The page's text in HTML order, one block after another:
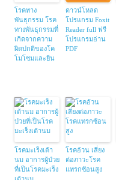
โรคทาง
พันธุกรรม โรค
ทางพันธุกรรมที่
เกิดจากความ
ผิดปกติของโค
โมโซมและยีน
ดาวน์โหลด
โปรแกรม Foxit
Reader full ฟรี
โปรแกรมอ่าน
PDF
โรคมะเร็งเต้า
นม อาการผู้ป่วย
ที่เป็นโรคมะเร็ง
โรคอ้วน เสี่ยง
ต่อภาวะโรค
แทรกซ้อนสูง